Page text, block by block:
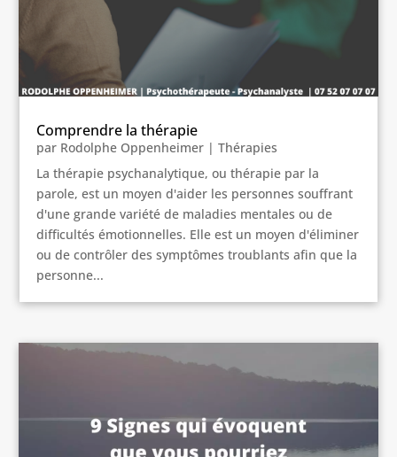
Comprendre la thérapie
par Rodolphe Oppenheimer |Thérapies
La thérapie psychanalytique, ou thérapie par la
parole, est un moyen d'aider les personnes souffrant
d'une grande variété de maladies mentales ou de
difficultés émotionnelles. Elle est un moyen d'éliminer
ou de contrôler des symptômes troublants afin que la
personne...